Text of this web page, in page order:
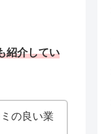
紹介してい
の良い業